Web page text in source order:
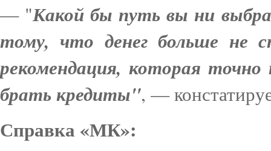
— "Какой бы путь вы ни
тому, что денег больше не
рекомендация, которая
брать кредиты", —
Справка «МК»: